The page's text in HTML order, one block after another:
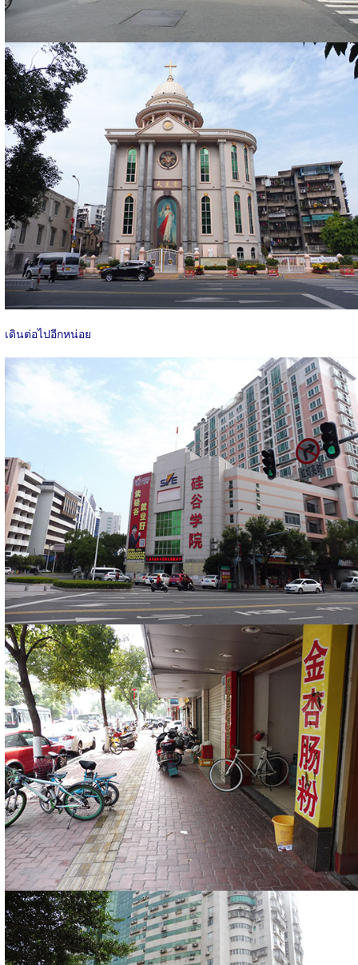
เดินต่อไปอีกหน่อย